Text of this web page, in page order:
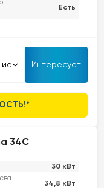
Есть
встроенным
энергии, и
работы. Этот котел
дизайн и
Интересует
34C
30 кВт
34,8 кВт